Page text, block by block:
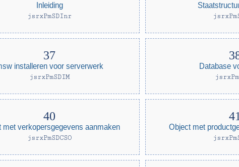
Inleiding
jsrxPmSDInr
installeren voor serverwerk
jsrxPmSDIM
Database
met verkopersgegevens aanmaken
jsrxPmSDCSO
Object met